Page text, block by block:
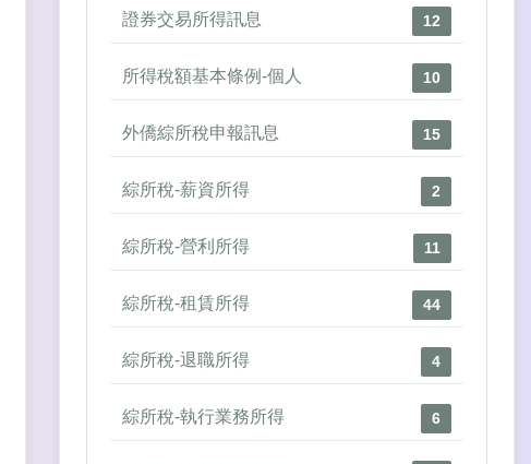
證券交易所得訊息 12
所得稅額基本條例-個人 10
外僑綜所稅申報訊息 15
綜所稅-薪資所得 2
綜所稅-營利所得 11
綜所稅-租賃所得 44
綜所稅-退職所得 4
綜所稅-執行業務所得 6